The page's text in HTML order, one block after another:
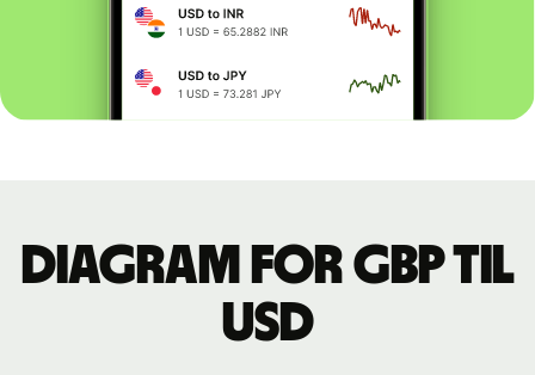
Diagram for GBP til
USD